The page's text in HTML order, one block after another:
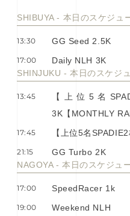
SHIBUYA - 本⽇のスケジュ
13:30 GG Seed 2.5K
17:00
Daily NLH 3K
SHINJUKU - 本⽇のスケジ
13:45
【上位5名
3K【MONTHLY
17:45 【上位5名
21:15
GG Turbo 2K
NAGOYA - 本⽇のスケジュ
17:00 SpeedRacer 1k
19:00 Weekend NLH